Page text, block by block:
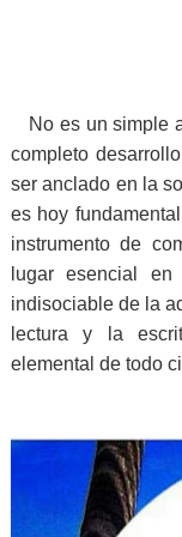
No es un simple
completo
ser anclado en la
es hoy
instrumento de
lugar esencial
indisociable de la
lectura y la
elemental de todo